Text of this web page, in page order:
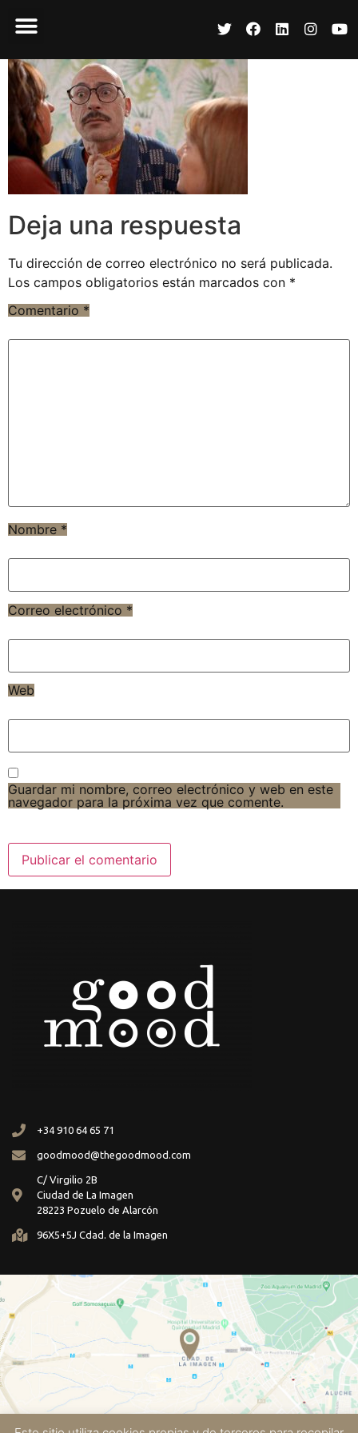
Deja una respuesta
Tu dirección de correo electrónico no será publicada.
Los campos obligatorios están marcados con *
Comentario *
Nombre *
Correo electrónico *
Web
Guardar mi nombre, correo electrónico y web en este
navegador para la próxima vez que comente.
+34 910 64 65 71
goodmood@thegoodmood.com
C/ Virgilio 2B
Ciudad de La Imagen
28223 Pozuelo de Alarcón
96X5+5J Cdad. de la Imagen